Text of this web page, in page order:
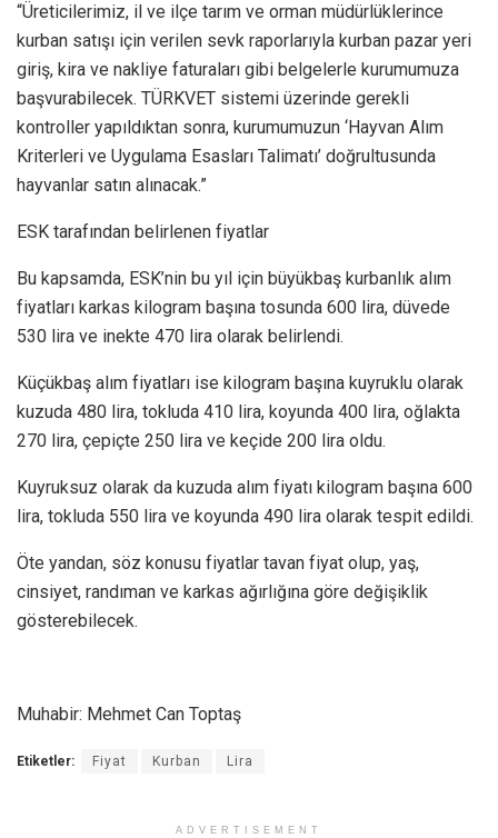
“Üreticilerimiz, il ve ilçe tarım ve orman müdürlüklerince
kurban satışı için verilen sevk raporlarıyla kurban pazar yeri
giriş, kira ve nakliye faturaları gibi belgelerle kurumumuza
başvurabilecek. TÜRKVET sistemi üzerinde gerekli
kontroller yapıldıktan sonra, kurumumuzun ‘Hayvan Alım
Kriterleri ve Uygulama Esasları Talimatı’ doğrultusunda
hayvanlar satın alınacak.”
ESK tarafından belirlenen fiyatlar
Bu kapsamda, ESK’nin bu yıl için büyükbaş kurbanlık alım
fiyatları karkas kilogram başına tosunda 600 lira, düvede
530 lira ve inekte 470 lira olarak belirlendi.
Küçükbaş alım fiyatları ise kilogram başına kuyruklu olarak
kuzuda 480 lira, tokluda 410 lira, koyunda 400 lira, oğlakta
270 lira, çepiçte 250 lira ve keçide 200 lira oldu.
Kuyruksuz olarak da kuzuda alım fiyatı kilogram başına 600
lira, tokluda 550 lira ve koyunda 490 lira olarak tespit edildi.
Öte yandan, söz konusu fiyatlar tavan fiyat olup, yaş,
cinsiyet, randıman ve karkas ağırlığına göre değişiklik
gösterebilecek.
Muhabir: Mehmet Can Toptaş
Etiketler: Fiyat Kurban Lira
ADVERTISEMENT